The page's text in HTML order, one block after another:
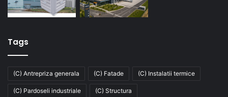
Tags
(C) Antrepriza generala (C) Fatade (C) Instalatii termice
(C) Pardoseli industriale (C) Structura